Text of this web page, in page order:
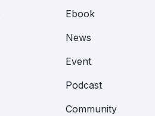
Ebook
News
Event
Podcast
Community